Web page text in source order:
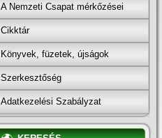
A Nemzeti Csapat mérkőzései
Cikktár
Könyvek, füzetek, újságok
Szerkesztőség
Adatkezelési Szabályzat